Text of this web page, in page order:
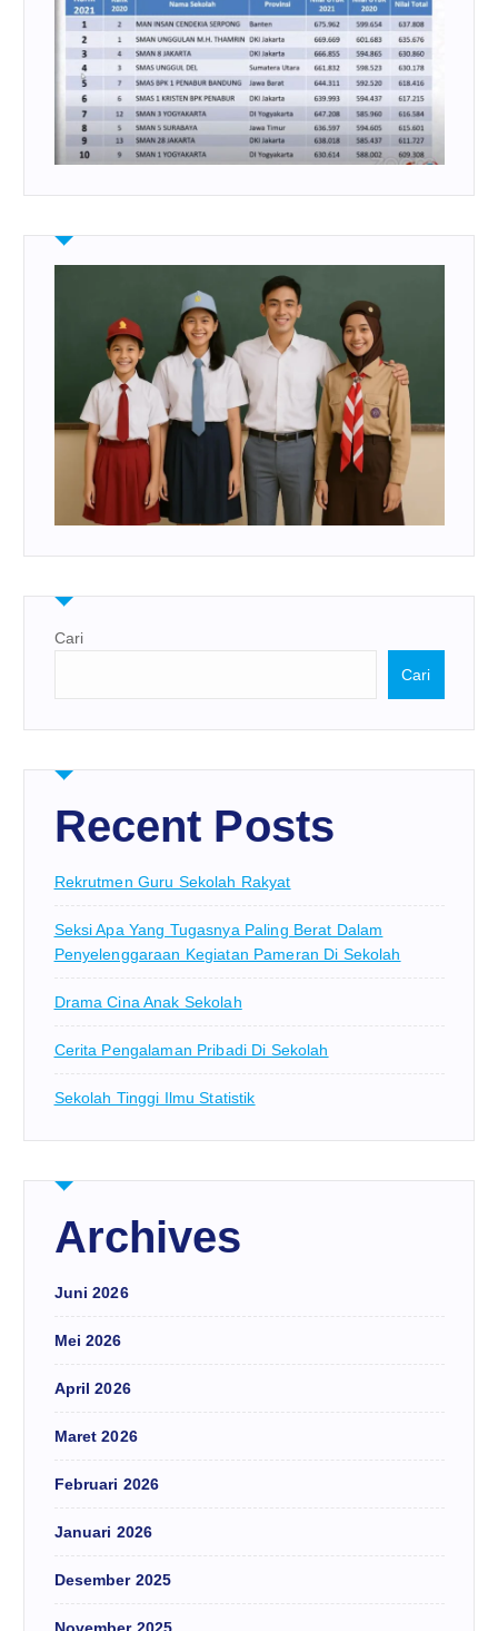
Cari
Cari
Recent Posts
Rekrutmen Guru Sekolah Rakyat
Seksi Apa Yang Tugasnya Paling Berat Dalam
Penyelenggaraan Kegiatan Pameran Di Sekolah
Drama Cina Anak Sekolah
Cerita Pengalaman Pribadi Di Sekolah
Sekolah Tinggi Ilmu Statistik
Archives
Juni 2026
Mei 2026
April 2026
Maret 2026
Februari 2026
Januari 2026
Desember 2025